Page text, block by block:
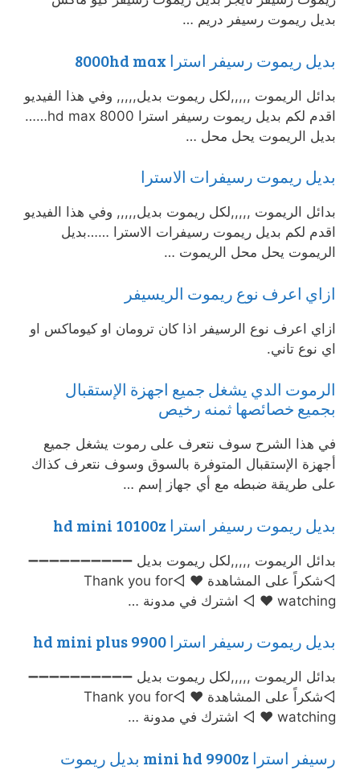
بديل ريموت رسيفر دريم …
بديل ريموت رسيفر استرا 8000hd max
بدائل الريموت ,,,,,لكل ريموت بديل,,,,, وفي هذا الفيديو
اقدم لكم بديل ريموت رسيفر استرا 8000 hd max……
بديل الريموت يحل محل …
بديل ريموت رسيفرات الاسترا
بدائل الريموت ,,,,,لكل ريموت بديل,,,,, وفي هذا الفيديو
اقدم لكم بديل ريموت رسيفرات الاسترا ……بديل
الريموت يحل محل الريموت …
ازاي اعرف نوع ريموت الريسيفر
ازاي اعرف نوع الرسيفر اذا كان ترومان او كيوماكس او
اي نوع تاني.
الرموت الدي يشغل جميع اجهزة الإستقبال
بجميع خصائصها ثمنه رخيص
في هذا الشرح سوف نتعرف على رموت يشغل جميع
أجهزة الإستقبال المتوفرة بالسوق وسوف نتعرف كذاك
على طريقة ضبطه مع أي جهاز إسم …
بديل ريموت رسيفر استرا hd mini 10100z
بدائل الريموت ,,,,,لكل ريموت بديل ➖➖➖➖➖➖➖➖➖➖
◅شكراً على المشاهدة ♥ ◅Thank you for
watching ♥ ◅ اشترك في مدونة …
بديل ريموت رسيفر استرا 9900 hd mini plus
بدائل الريموت ,,,,,لكل ريموت بديل ➖➖➖➖➖➖➖➖➖➖
◅شكراً على المشاهدة ♥ ◅Thank you for
watching ♥ ◅ اشترك في مدونة …
رسيفر استرا mini hd 9900z بديل ريموت